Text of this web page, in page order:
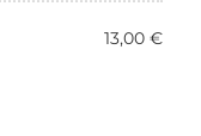
13,00 €